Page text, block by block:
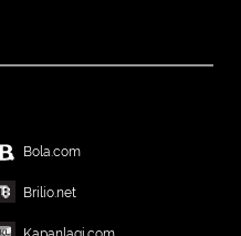
Bola.com
Brilio.net